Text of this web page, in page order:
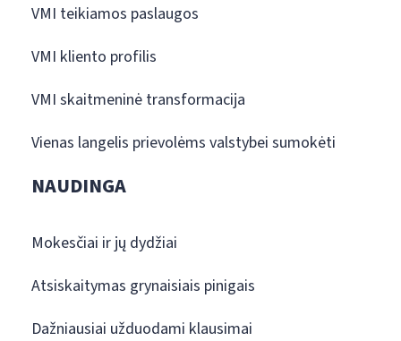
VMI teikiamos paslaugos
VMI kliento profilis
VMI skaitmeninė transformacija
Vienas langelis prievolėms valstybei sumokėti
NAUDINGA
Mokesčiai ir jų dydžiai
Atsiskaitymas grynaisiais pinigais
Dažniausiai užduodami klausimai